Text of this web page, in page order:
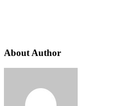
About Author